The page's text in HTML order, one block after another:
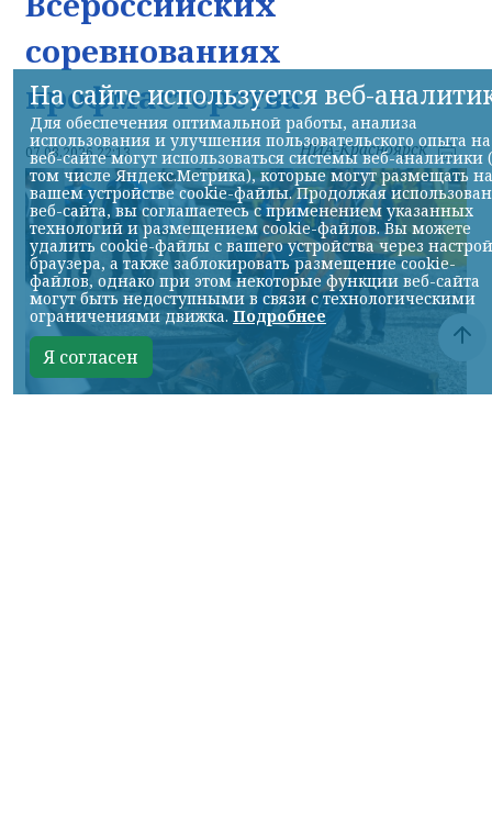
соревнованиях
профмастерства
07.08.2026 22:13 НИА-Красноярск
На сайте используется веб-
Для обеспечения оптимальной работы, анализа
использования и улучшения пользовательского опыта на
веб-сайте могут использоваться системы веб-аналитики
том числе Яндекс.Метрика), которые могут размещать на
вашем устройстве cookie-файлы. Продолжая
веб-сайта, вы соглашаетесь с применением указанных
технологий и размещением cookie-файлов. Вы можете
удалить cookie-файлы с вашего устройства через
браузера, а также заблокировать размещение cookie-
файлов, однако при этом некоторые функции веб-сайта
могут быть недоступными в связи с технологическими
ограничениями движка.Подробнее
Я согласен